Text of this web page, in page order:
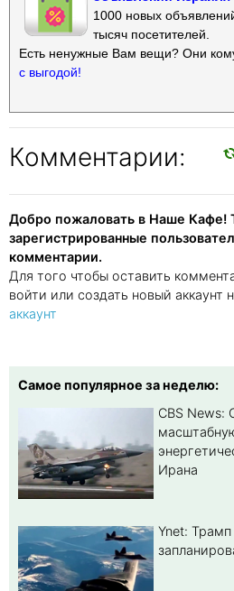
1000 новых
тысяч посетителей.
Есть ненужные Вам вещи? Они
с выгодой!
Комментарии:
Добро пожаловать в Наше Кафе!
зарегистрированные
комментарии.
Для того чтобы оставить
войти или создать новый аккаунт
аккаунт
Самое популярное за неделю:
CBS News:
Ирана
Ynet: